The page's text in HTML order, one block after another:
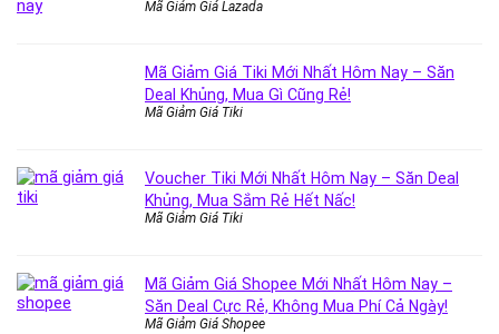
Mã Giảm Giá Lazada
Mã Giảm Giá Tiki Mới Nhất Hôm Nay – Săn
Deal Khủng, Mua Gì Cũng Rẻ!
Mã Giảm Giá Tiki
Voucher Tiki Mới Nhất Hôm Nay – Săn Deal
Khủng, Mua Sắm Rẻ Hết Nấc!
Mã Giảm Giá Tiki
Mã Giảm Giá Shopee Mới Nhất Hôm Nay –
Săn Deal Cực Rẻ, Không Mua Phí Cả Ngày!
Mã Giảm Giá Shopee